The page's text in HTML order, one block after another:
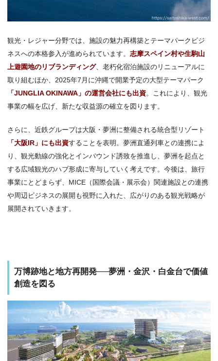
観光・レジャー分野では、施設の魅力再構築とテーマパークビジ
ネスへの本格参入が進められています。 志摩スペイン村や生駒山
上遊園地のリブランディング、老朽化宿泊施設のリニューアルに
取り組むほか、2025年7月に沖縄で開業予定の大型テーマパーク
「JUNGLIA OKINAWA」の運営会社にも出資。これにより、観光
事業の幅を広げ、新たな収益源の確立を図ります。
さらに、近鉄グループは大阪・夢洲に整備される統合型リゾート
「大阪IR」にも出資することを表明。夢洲直通列車との連携によ
り、観光動線の強化とインバウンド誘致を推進し、夢洲を起点と
する広域観光のハブ形成に寄与していく考えです。今後は、旅行
事業にとどまらず、MICE（国際会議・展示会）関連施設との連携
や周辺ビジネスの展開も視野に入れた、広がりのある観光戦略が
展開されていきます。
万博跡地と地方再開発──夢洲・金沢・白金台で価値
創造を図る